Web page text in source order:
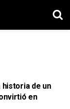
historia de un
en